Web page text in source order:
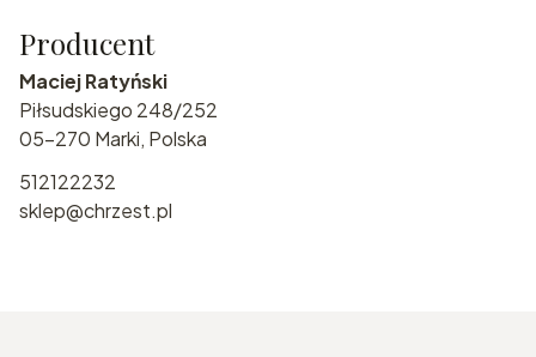
Producent
Maciej Ratyński
Piłsudskiego 248/252
05-270 Marki, Polska
512122232
sklep@chrzest.pl